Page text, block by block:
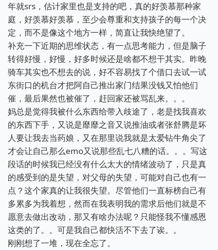
年就srs，估计家里也是支持的吧，真的好羡慕那种家
庭，好羡慕好羡慕，至少会尊重和支持孩子的每一个决
定，而不是像这个地方一样，简直让我快绝望了。
补充一下近期的思维状态，有一点思考能力，但是脑子
转得好慢，好慢，好多时候还是啥都不想干其实。昨晚
骑车其实也不想去的说，好不容易找了个借口去试一试
东街口的机台才把阿自己推出家门结果没钱又怕他们
催，最后果然也被催了，赶回家还被骂乱来。。。
妈总是觉得我被什么东西给带入歧途了，老是找我喜欢
的东西下手，又说是靡靡之音又说推油或者张舒腾是坏
人要让我去当药娘，又在那里说我就是太爱钻牛角尖了
才会让自己那么emo又说那些乱七八糟的话。。。写这
段话的时候我已经没有什么太大的情绪波动了，只是真
的感受到的是失望，对父母的失望，可能对自己也有一
点？这个家真的让我很失望。尽管他们一直标榜自己有
多累多为我着想，然而在我表明我的需求后他们就是不
愿意去做出改动，那又有啥办法呢？只能怪我不懂感恩
这类的了。。可是我自己都快活不下去了诶。。
刚刚想了一堆，现在全忘了。